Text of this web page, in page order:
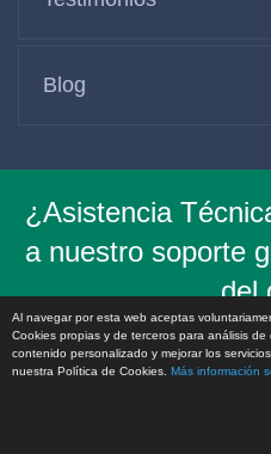
Al navegar por esta web aceptas
Cookies propias y de terceros para análisis de
contenido personalizado y mejorar los
nuestra Política de Cookies. Más información
Blog
¿Asistencia
a nuestro soporte
del
los 7 días de la